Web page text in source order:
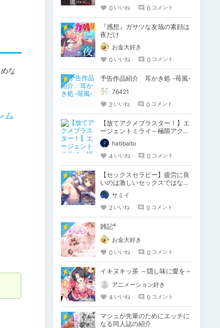
な
ム
0 いいね 0 コメント
『感想』ガサツな友哉の素顔は
夜だけ
お金大好き
0 いいね 0 コメント
予告作品紹介 耳かき処 -苺風-
76421
2 いいね 0 コメント
【放てアクメブラスター！】エ
ージェントミライ～極限アクメ
機械姦調教～【体験版感想】
hatibaito
4 いいね 0 コメント
【セックスセラピー】疲労に良
いのは激しいセックスではな
く、いわゆるスローセックス。
サミイ
2 いいね 0 コメント
雑記⁴
お金大好き
0 いいね 0 コメント
イキヌキッ茶 ～隠し味に愛を～
アニメーション好き
4 いいね 0 コメント
マシュが先輩のためにエッチに
なる同人誌の紹介